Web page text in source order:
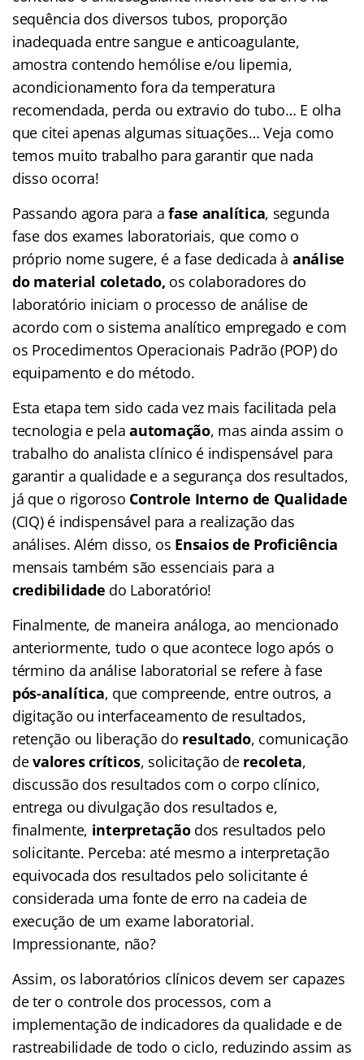
sequência dos diversos tubos, proporção
inadequada entre sangue e anticoagulante,
amostra contendo hemólise e/ou lipemia,
acondicionamento fora da temperatura
recomendada, perda ou extravio do tubo… E olha
que citei apenas algumas situações… Veja como
temos muito trabalho para garantir que nada
disso ocorra!
Passando agora para afase analítica, segunda
fase dos exames laboratoriais, que como o
próprio nome sugere, é a fase dedicada à análise
do material coletado, os colaboradores do
laboratório iniciam o processo de análise de
acordo com o sistema analítico empregado e com
os Procedimentos Operacionais Padrão (POP) do
equipamento e do método.
Esta etapa tem sido cada vez mais facilitada pela
tecnologia e pelaautomação, mas ainda assim o
trabalho do analista clínico é indispensável para
garantir a qualidade e a segurança dos resultados,
já que o rigoroso Controle Interno de Qualidade
(CIQ) é indispensável para a realização das
análises. Além disso, os Ensaios de Proficiência
mensais também são essenciais para a
credibilidade do Laboratório!
Finalmente, de maneira análoga, ao mencionado
anteriormente, tudo o que acontece logo após o
término da análise laboratorial se refere à fase
pós-analítica, que compreende, entre outros, a
digitação ou interfaceamento de resultados,
retenção ou liberação do resultado, comunicação
devalores críticos, solicitação de recoleta,
discussão dos resultados com o corpo clínico,
entrega ou divulgação dos resultados e,
finalmente, interpretaçãodos resultados pelo
solicitante. Perceba: até mesmo a interpretação
equivocada dos resultados pelo solicitante é
considerada uma fonte de erro na cadeia de
execução de um exame laboratorial.
Impressionante, não?
Assim, os laboratórios clínicos devem ser capazes
de ter o controle dos processos, com a
implementação de indicadores da qualidade e de
rastreabilidade de todo o ciclo, reduzindo assim as